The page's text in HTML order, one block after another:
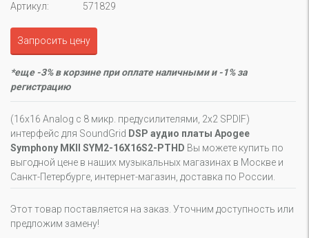
Артикул:
571829
Запросить цену
*еще -3% в корзине при оплате наличными и -1% за
регистрацию
(16x16 Analog с 8 микр. предусилителями, 2x2 SPDIF)
интерфейс для SoundGrid DSP аудио платы Apogee
Symphony MKII SYM2-16X16S2-PTHD Вы можете купить по
выгодной цене в наших музыкальных магазинах в Москве и
Санкт-Петербурге, интернет-магазин, доставка по России.
Этот товар поставляется на заказ. Уточним доступность или
предложим замену!